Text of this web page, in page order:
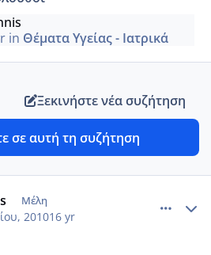
in Θέματα Υγείας - Ιατρικά
Ξεκινήστε νέα συζήτηση
σε αυτή τη συζήτηση
Μέλη
201016 yr